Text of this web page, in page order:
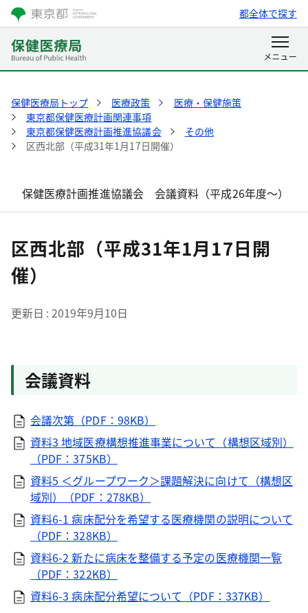
都全体で探す
保健医療局トップ 医療政策
医療・保健施策
東京都保健医療計画関連事項
東京都保健医療計画推進協議会
その他
区西北部（平成31年1月17日開催）
保健医療計画推進協議会 会議資料（平成26年度～）
区西北部（平成31年1月17日開
催）
更新日 2019年9月10日
会議資料
会議次第（PDF：98KB）
資料3 地域医療構想推進事業について（構想区域別）
（PDF：375KB）
資料5 ＜グループワーク＞課題解決に向けて（構想区
域別）（PDF：278KB）
資料6-1 病床配分を希望する医療機関の説明について
（PDF：328KB）
資料6-2 新たに病床を整備する予定の医療機関一覧
（PDF：322KB）
資料6-3 病床配分希望について（PDF：337KB）